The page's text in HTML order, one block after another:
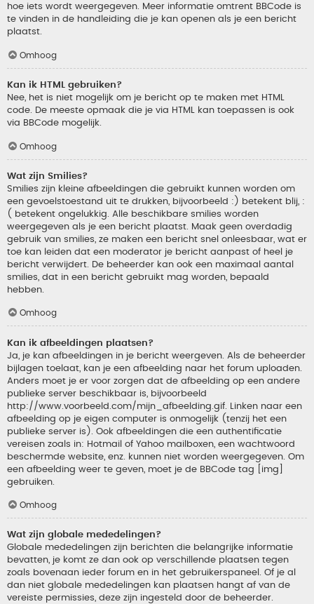
hoe iets wordt weergegeven. Meer informatie omtrent BBCode is
te vinden in de handleiding die je kan openen als je een bericht
plaatst.
Omhoog
Kan ik HTML gebruiken?
Nee, het is niet mogelijk om je bericht op te maken met HTML
code. De meeste opmaak die je via HTML kan toepassen is ook
via BBCode mogelijk.
Omhoog
Wat zijn Smilies?
Smilies zijn kleine afbeeldingen die gebruikt kunnen worden om
een gevoelstoestand uit te drukken, bijvoorbeeld :) betekent blij, :
( betekent ongelukkig. Alle beschikbare smilies worden
weergegeven als je een bericht plaatst. Maak geen overdadig
gebruik van smilies, ze maken een bericht snel onleesbaar, wat er
toe kan leiden dat een moderator je bericht aanpast of heel je
bericht verwijdert. De beheerder kan ook een maximaal aantal
smilies, dat in een bericht gebruikt mag worden, bepaald
hebben.
Omhoog
Kan ik afbeeldingen plaatsen?
Ja, je kan afbeeldingen in je bericht weergeven. Als de beheerder
bijlagen toelaat, kan je een afbeelding naar het forum uploaden.
Anders moet je er voor zorgen dat de afbeelding op een andere
publieke server beschikbaar is, bijvoorbeeld
http://www.voorbeeld.com/mijn_afbeelding.gif. Linken naar een
afbeelding op je eigen computer is onmogelijk (tenzij het een
publieke server is). Ook afbeeldingen die een authentificatie
vereisen zoals in: Hotmail of Yahoo mailboxen, een wachtwoord
beschermde website, enz. kunnen niet worden weergegeven. Om
een afbeelding weer te geven, moet je de BBCode tag [img]
gebruiken.
Omhoog
Wat zijn globale mededelingen?
Globale mededelingen zijn berichten die belangrijke informatie
bevatten, je komt ze dan ook op verschillende plaatsen tegen
zoals bovenaan ieder forum en in het gebruikerspaneel. Of je al
dan niet globale mededelingen kan plaatsen hangt af van de
vereiste permissies, deze zijn ingesteld door de beheerder.